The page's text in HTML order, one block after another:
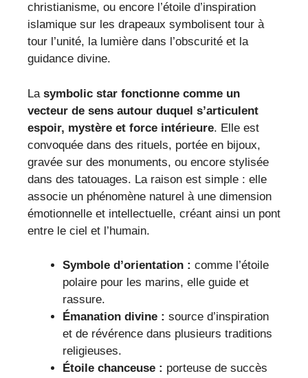
christianisme, ou encore l’étoile d’inspiration
islamique sur les drapeaux symbolisent tour à
tour l’unité, la lumière dans l’obscurité et la
guidance divine.
La symbolic star fonctionne comme un
vecteur de sens autour duquel s’articulent
espoir, mystère et force intérieure. Elle est
convoquée dans des rituels, portée en bijoux,
gravée sur des monuments, ou encore stylisée
dans des tatouages. La raison est simple : elle
associe un phénomène naturel à une dimension
émotionnelle et intellectuelle, créant ainsi un pont
entre le ciel et l’humain.
Symbole d’orientation : comme l’étoile
polaire pour les marins, elle guide et
rassure.
Émanation divine : source d’inspiration
et de révérence dans plusieurs traditions
religieuses.
Étoile chanceuse : porteuse de succès